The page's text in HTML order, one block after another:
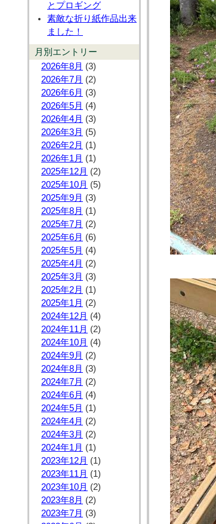
とプロギング
素敵な折り紙作品出来
ました！
月別エントリー
2026年8月 (3)
2026年7月 (2)
2026年6月 (3)
2026年5月 (4)
2026年4月 (3)
2026年3月 (5)
2026年2月 (1)
2026年1月 (1)
2025年12月 (2)
2025年10月 (5)
2025年9月 (3)
2025年8月 (1)
2025年7月 (2)
2025年6月 (6)
2025年5月 (4)
2025年4月 (2)
2025年3月 (3)
2025年2月 (1)
2025年1月 (2)
2024年12月 (4)
2024年11月 (2)
2024年10月 (4)
2024年9月 (2)
2024年8月 (3)
2024年7月 (2)
2024年6月 (4)
2024年5月 (1)
2024年4月 (2)
2024年3月 (2)
2024年1月 (1)
2023年12月 (1)
2023年11月 (1)
2023年10月 (2)
2023年8月 (2)
2023年7月 (3)